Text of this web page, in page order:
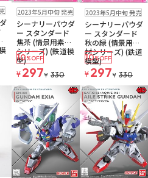
販売中ゆうパケット
2023年5月中旬 発売
シーナリーパウダ
ー スタンダード
焦茶 (情景用素材
シリーズ) (鉄道模
型)
10%OFF
¥ 297¥ 330
販売中ゆうパケット
2023年5月中旬 発売
シーナリーパウダ
ー スタンダード
秋の緑 (情景用素
材シリーズ) (鉄道
模型)
10%OFF
¥ 297¥ 330
加
お気に入りに追加お気に入りに